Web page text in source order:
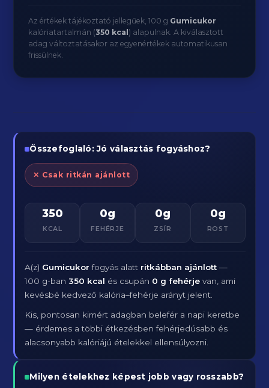
Az értékek tájékoztató jellegűek, 100 g Gumicukor
kalóriatartalmán (350 kcal ) alapulnak. A kiválasztott
adag változtatásakor az egyenértékek automatikusan
frissülnek.
Összefoglaló: Jó választás fogyáshoz?
✕ Csak ritkán ajánlott
350
KCAL
0g
FEHÉRJE
0g
ZSÍR
0g
ROST
A(z) Gumicukor fogyás alatt ritkábban ajánlott —
100 g-ban350 kcal és csupán 0 g fehérje van, ami
kevésbé kedvező kalória–fehérje arányt jelent.
Kis, pontosan kimért adagban belefér a napi keretbe
— érdemes a többi étkezésben fehérjedúsabb és
alacsonyabb kalóriájú ételekkel ellensúlyozni.
Milyen ételekhez képest jobb vagy rosszabb?